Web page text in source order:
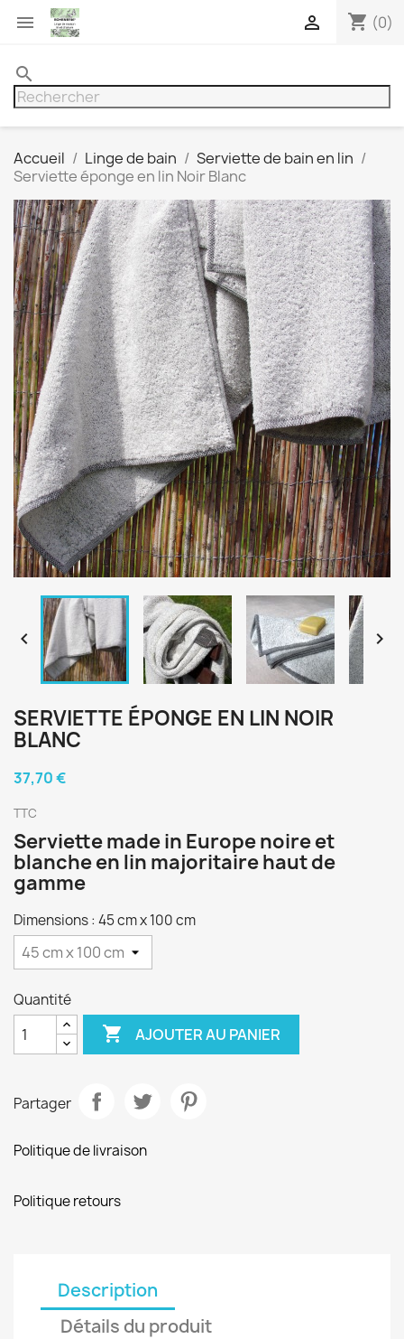
 shopping_cart (0)

search
Accueil Linge de bain
Serviette de bain en lin
Serviette éponge en lin Noir Blanc
 
SERVIETTE ÉPONGE EN LIN NOIR
BLANC
37,70 €
TTC
Serviette made in Europe noire et
blanche en lin majoritaire haut de
gamme
Dimensions : 45 cm x 100 cm
Quantité
 AJOUTER AU PANIER
Partager
Politique de livraison
Politique retours
Description
Détails du produit